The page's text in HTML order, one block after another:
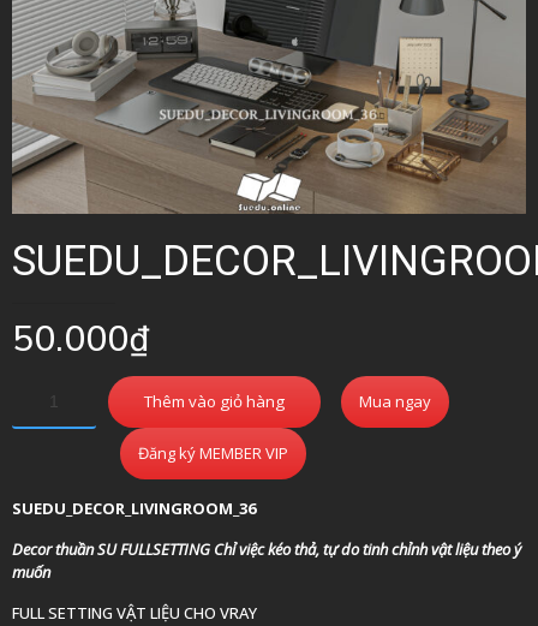
50.000₫
Thêm vào giỏ hàng Mua ngay
Đăng ký MEMBER VIP
SUEDU_DECOR_LIVINGROOM_36
Decor thuần SU FULLSETTING Chỉ việc kéo thả, tự do tinh chỉnh vật liệu theo ý
muốn
FULL SETTING VẬT LIỆU CHO VRAY